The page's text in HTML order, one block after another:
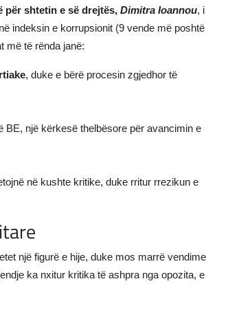
për shtetin e së drejtës, Dimitra Ioannou, i
indeksin e korrupsionit (9 vende më poshtë
më të rënda janë:
, duke e bërë procesin zgjedhor të
BE, një kërkesë thelbësore për avancimin e
në kushte kritike, duke rritur rrezikun e
një figurë e hije, duke mos marrë vendime
ka nxitur kritika të ashpra nga opozita, e